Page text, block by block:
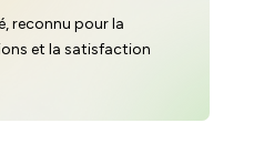
reconnu pour la
et la satisfaction